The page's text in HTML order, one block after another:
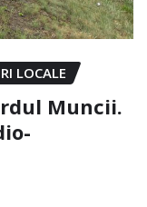
LOCALE
Muncii.